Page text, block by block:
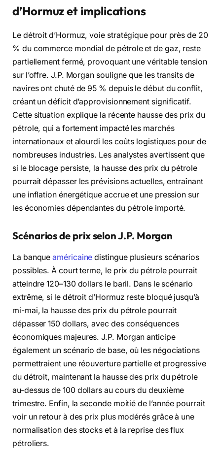
d’Hormuz et implications
Le détroit d’Hormuz, voie stratégique pour près de 20
% du commerce mondial de pétrole et de gaz, reste
partiellement fermé, provoquant une véritable tension
sur l’offre. J.P. Morgan souligne que les transits de
navires ont chuté de 95 % depuis le début du conflit,
créant un déficit d’approvisionnement significatif.
Cette situation explique la récente hausse des prix du
pétrole, qui a fortement impacté les marchés
internationaux et alourdi les coûts logistiques pour de
nombreuses industries. Les analystes avertissent que
si le blocage persiste, la hausse des prix du pétrole
pourrait dépasser les prévisions actuelles, entraînant
une inflation énergétique accrue et une pression sur
les économies dépendantes du pétrole importé.
Scénarios de prix selon J.P. Morgan
La banqueaméricaine distingue plusieurs scénarios
possibles. À court terme, le prix du pétrole pourrait
atteindre 120–130 dollars le baril. Dans le scénario
extrême, si le détroit d’Hormuz reste bloqué jusqu’à
mi-mai, la hausse des prix du pétrole pourrait
dépasser 150 dollars, avec des conséquences
économiques majeures. J.P. Morgan anticipe
également un scénario de base, où les négociations
permettraient une réouverture partielle et progressive
du détroit, maintenant la hausse des prix du pétrole
au-dessus de 100 dollars au cours du deuxième
trimestre. Enfin, la seconde moitié de l’année pourrait
voir un retour à des prix plus modérés grâce à une
normalisation des stocks et à la reprise des flux
pétroliers.